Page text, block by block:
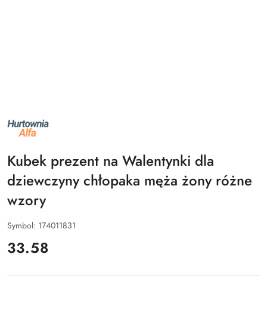
NAZWA
PRODUCENTA:
ALFA
Kubek prezent na Walentynki dla
dziewczyny chłopaka męża żony różne
wzory
Symbol: 174011831
cena:
33.58